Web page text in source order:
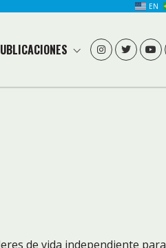
de vida independiente para
EN